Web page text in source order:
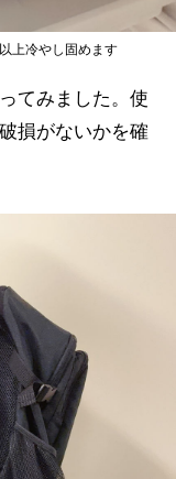
上冷やし固めます
てみました。使
損がないかを確